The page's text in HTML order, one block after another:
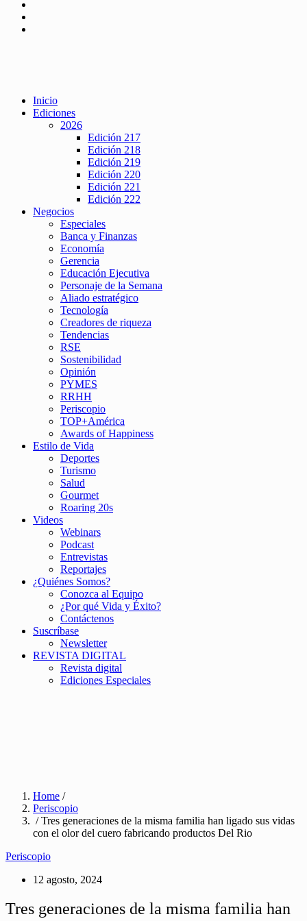
Inicio
Ediciones
2026
Edición 217
Edición 218
Edición 219
Edición 220
Edición 221
Edición 222
Negocios
Especiales
Banca y Finanzas
Economía
Gerencia
Educación Ejecutiva
Personaje de la Semana
Aliado estratégico
Tecnología
Creadores de riqueza
Tendencias
RSE
Sostenibilidad
Opinión
PYMES
RRHH
Periscopio
TOP+América
Awards of Happiness
Estilo de Vida
Deportes
Turismo
Salud
Gourmet
Roaring 20s
Videos
Webinars
Podcast
Entrevistas
Reportajes
¿Quiénes Somos?
Conozca al Equipo
¿Por qué Vida y Éxito?
Contáctenos
Suscríbase
Newsletter
REVISTA DIGITAL
Revista digital
Ediciones Especiales
Home /
Periscopio
/ Tres generaciones de la misma familia han ligado sus vidas
con el olor del cuero fabricando productos Del Rio
Periscopio
12 agosto, 2024
Tres generaciones de la misma familia han